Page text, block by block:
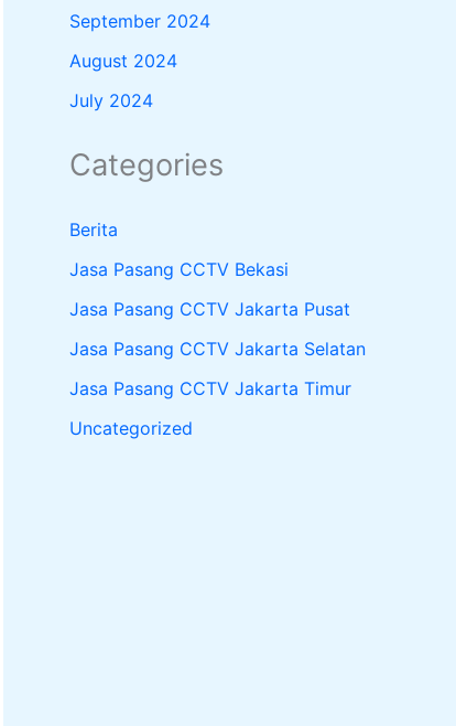
September 2024
August 2024
July 2024
Categories
Berita
Jasa Pasang CCTV Bekasi
Jasa Pasang CCTV Jakarta Pusat
Jasa Pasang CCTV Jakarta Selatan
Jasa Pasang CCTV Jakarta Timur
Uncategorized